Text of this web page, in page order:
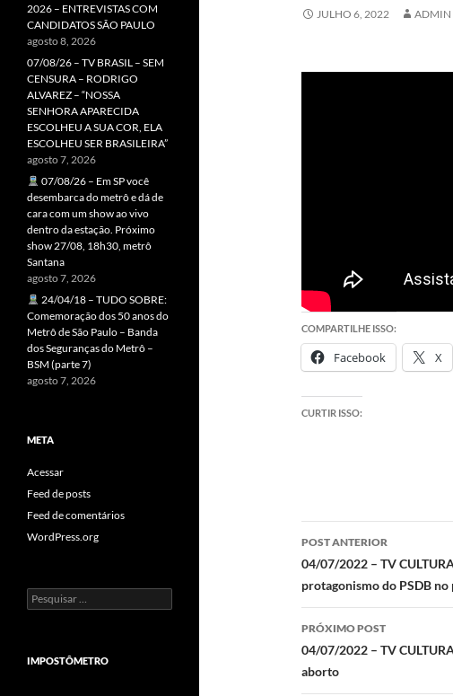
JULHO 6, 2022 ADMIN
COMPARTILHE ISSO:
Facebook X
CURTIR ISSO:
Navegação
de
posts
POST ANTERIOR
04/07/2022 – TV
protagonismo do PSDB no
PRÓXIMO POST
04/07/2022 – TV
aborto
2026 – ENTREVISTAS COM
CANDIDATOS SÃO PAULO
agosto 8, 2026
07/08/26 – TV BRASIL – SEM
CENSURA – RODRIGO
ALVAREZ – “NOSSA
SENHORA APARECIDA
ESCOLHEU A SUA COR, ELA
ESCOLHEU SER BRASILEIRA”
agosto 7, 2026
07/08/26 – Em SP você
desembarca do metrô e dá de
cara com um show ao vivo
dentro da estação. Próximo
show 27/08, 18h30, metrô
Santana
agosto 7, 2026
24/04/18 – TUDO SOBRE:
Comemoração dos 50 anos do
Metrô de São Paulo – Banda
dos Seguranças do Metrô –
BSM (parte 7)
agosto 7, 2026
META
Acessar
Feed de posts
Feed de comentários
WordPress.org
Pesquisar
por:
IMPOSTÔMETRO